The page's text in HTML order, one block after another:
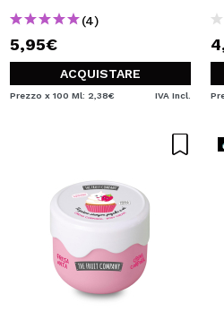
(4)
5,95€
ACQUISTARE
Prezzo x 100 Ml: 2,38€ IVA Incl.